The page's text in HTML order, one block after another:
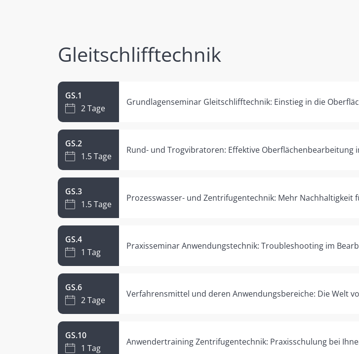
Gleitschlifftechnik
GS.1
2 Tage
Grundlagenseminar Gleitschlifftechnik: Einstieg in die
GS.2
1.5 Tage
Rund- und Trogvibratoren: Effektive Oberflächenbearbeitung
GS.3
1.5 Tage
Prozesswasser- und Zentrifugentechnik: Mehr Nachhaltigkeit
GS.4
1 Tag
Praxisseminar Anwendungstechnik: Troubleshooting im
GS.6
2 Tage
Verfahrensmittel und deren Anwendungsbereiche: Die Welt
GS.10
1 Tag
Anwendertraining Zentrifugentechnik: Praxisschulung bei